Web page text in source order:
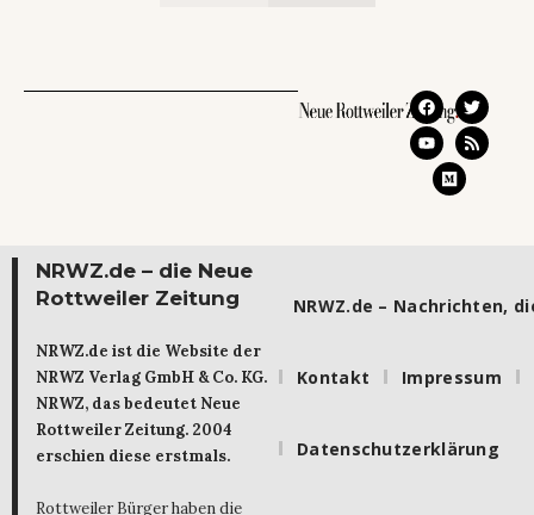
NRWZ.de – die Neue
Rottweiler Zeitung
NRWZ.de ist die Website der
NRWZ Verlag GmbH & Co. KG.
NRWZ, das bedeutet Neue
Rottweiler Zeitung. 2004
erschien diese erstmals.
Rottweiler Bürger haben die
NRWZ.de – Nachrichten,
Kontakt Impressum
Datenschutzerklärung